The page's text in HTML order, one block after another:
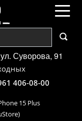
Суворова, 91
406-08-00
15 Plus